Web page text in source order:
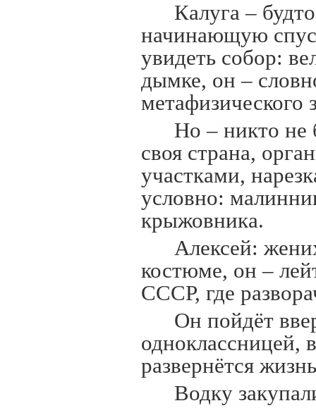
Калуга –
начинающую
увидеть собор:
дымке, он –
метафизического
Но – никто не
своя страна,
участками,
условно:
крыжовника.
Алексей:
костюме, он –
СССР, где
Он пойдёт
одноклассницей,
развернётся
Водку